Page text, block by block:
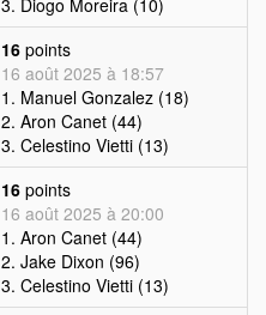
3. Diogo Moreira (10)
16 points
16 août 2025 à 18:57
1. Manuel Gonzalez (18)
2. Aron Canet (44)
3. Celestino Vietti (13)
16 points
16 août 2025 à 20:00
1. Aron Canet (44)
2. Jake Dixon (96)
3. Celestino Vietti (13)